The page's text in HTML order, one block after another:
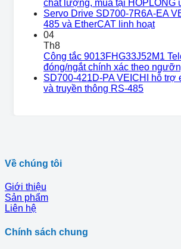
chất lượng, mua tại HOPLONG
Servo Drive SD700-7R6A-EA
485 và EtherCAT linh hoạt
04
Th8
Công tắc 9013FHG33J52M1
đóng/ngắt chính xác theo
SD700-421D-PA VEICHI hỗ trợ
và truyền thông RS-485
Về chúng tôi
Giới thiệu
Sản phẩm
Liên hệ
Chính sách chung